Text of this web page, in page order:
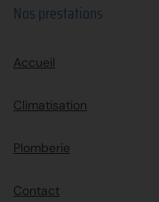
Nos prestations
Accueil
Climatisation
Plomberie
Contact